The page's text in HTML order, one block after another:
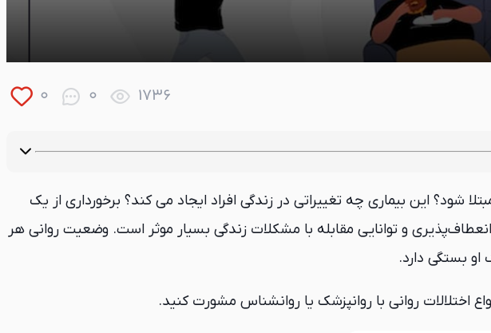
0 0 1736
شود؟ این بیماری چه تغییراتی در زندگی افراد ایجاد می کند؟ برخورداری از یک
و توانایی مقابله با مشکلات زندگی بسیار موثر است. وضعیت روانی هر
او بستگی دارد.
اختلالات روانی با روانپزشک یا روانشناس مشورت کنید.